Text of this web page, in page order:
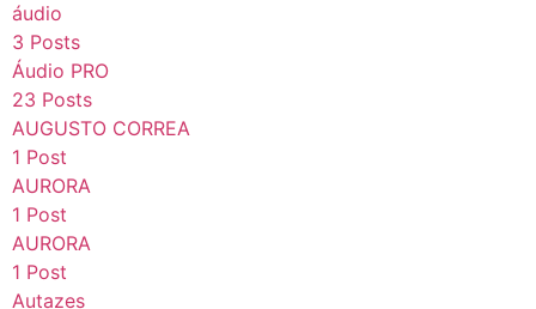
áudio
3 Posts
Áudio PRO
23 Posts
AUGUSTO CORREA
1 Post
AURORA
1 Post
AURORA
1 Post
Autazes